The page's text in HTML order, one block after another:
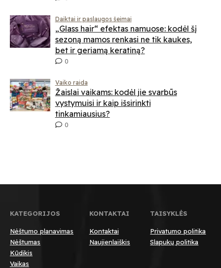
Daiktai ir paslaugos šeimai
„Glass hair“ efektas namuose: kodėl šį
sezoną mamos renkasi ne tik kaukes,
bet ir geriamą keratiną?
0
Vaiko raida
Žaislai vaikams: kodėl jie svarbūs
vystymuisi ir kaip išsirinkti
tinkamiausius?
0
KATEGORIJOS
Nėštumo planavimas
Nėštumas
Kūdikis
Vaikas
KONTAKTAI
Kontaktai
Naujienlaiškis
TAISYKLĖS
Privatumo politika
Slapukų politika